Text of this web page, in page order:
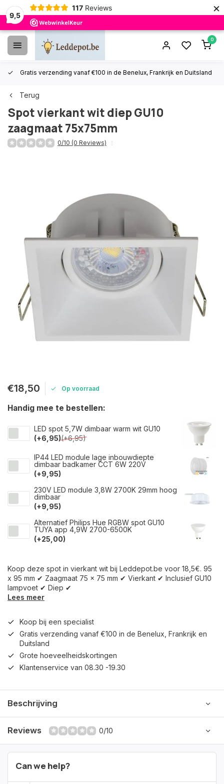
9,5
117 Reviews ×
0
Gratis verzending vanaf €100 in de Benelux, Frankrijk en Duitsland
Terug
Spot vierkant wit diep GU10
zaagmaat 75x75mm
0/10 (0 Reviews)
€18,50 Op voorraad
Handig mee te bestellen:
LED spot 5,7W dimbaar warm wit GU10
(+6,95)(+6,95)
IP44 LED module lage inbouwdiepte
dimbaar badkamer CCT 6W 220V
(+9,95)
230V LED module 3,8W 2700K 29mm hoog
dimbaar
(+9,95)
Alternatief Philips Hue RGBW spot GU10
TUYA app 4,9W 2700-6500K
(+25,00)
Koop deze spot in vierkant wit bij Leddepot.be voor 18,5€. 95
x 95 mm ✔ Zaagmaat 75 x 75 mm ✔ Vierkant ✔ Inclusief GU10
lampvoet ✔ Diep ✔
Lees meer
Koop bij een specialist
Gratis verzending vanaf €100 in de Benelux, Frankrijk en
Duitsland
Grote hoeveelheidskortingen
Klantenservice van 08.30 -19.30
Beschrijving
Reviews 0/10
Can we help?